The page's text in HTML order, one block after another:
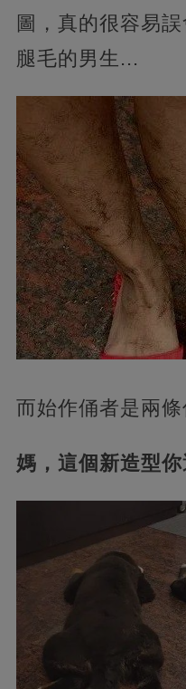
圖，真的很容易
腿毛的男生...
而始作俑者是兩條
媽，這個新造型你